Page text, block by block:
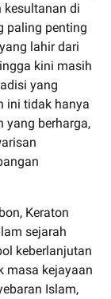
kesultanan di
paling penting
lahir dari
kini masih
yang
ini tidak hanya
yang berharga,
Keraton
sejarah
keberlanjutan
masa kejayaan
Islam,